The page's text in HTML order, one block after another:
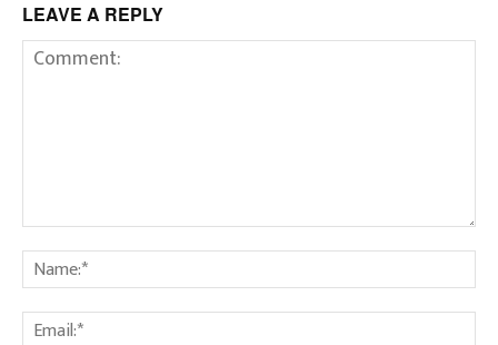
LEAVE A REPLY
Comment: